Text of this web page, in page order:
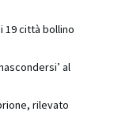
19 città bollino
al
rilevato